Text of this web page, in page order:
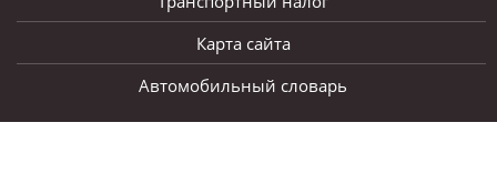
Карта сайта
Автомобильный словарь